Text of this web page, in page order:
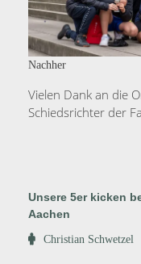
Nachher
Vielen Dank an die
Schiedsrichter der
Unsere 5er kicken
Aachen
Christian Schwetzel